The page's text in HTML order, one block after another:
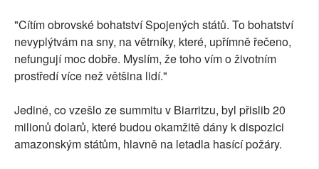
"Cítím obrovské bohatství Spojených států. To bohatství
nevyplýtvám na sny, na větrníky, které, upřímně řečeno,
nefungují moc dobře. Myslím, že toho vím o životním
prostředí více než většina lidí."
Jediné, co vzešlo ze summitu v Biarritzu, byl přislib 20
milionů dolarů, které budou okamžitě dány k dispozici
amazonským státům, hlavně na letadla hasící požáry.